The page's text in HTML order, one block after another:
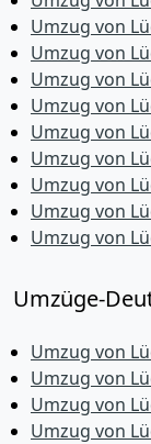
Umzug von
Umzug von
Umzug von
Umzug von
Umzug von
Umzug von
Umzug von
Umzug von
Umzug von
Umzüge-
Umzug von
Umzug von
Umzug von
Umzug von